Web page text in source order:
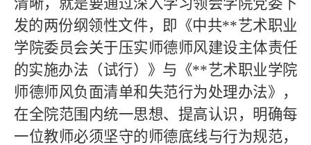
清晰，就是要通过深入学习领会学院党委下
发的两份纲领性文件，即《中共**艺术职业
学院委员会关于压实师德师风建设主体责任
的实施办法（试行）》与《**艺术职业学院
师德师风负面清单和失范行为处理办法》，
在全院范围内统一思想、提高认识，明确每
一位教师必须坚守的师德底线与行为规范，